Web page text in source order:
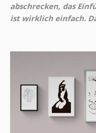
abschrecken, das
ist wirklich einfach.